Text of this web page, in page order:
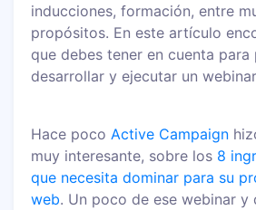
inducciones, formación, entre
propósitos. En este artículo
que debes tener en cuenta para
desarrollar y ejecutar un
Hace pocoActive Campaign
muy interesante, sobre los 8
que necesita dominar para su
web. Un poco de ese webinar y